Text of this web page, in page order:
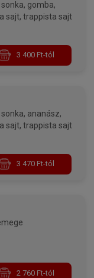
kukorica, mozzarella sajt, trappista sajt
3 400 Ft-tól
kukorica, mozzarella sajt, trappista sajt
3 470 Ft-tól
2 760 Ft-tól